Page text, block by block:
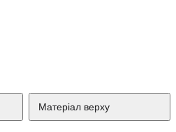
Матеріал верху